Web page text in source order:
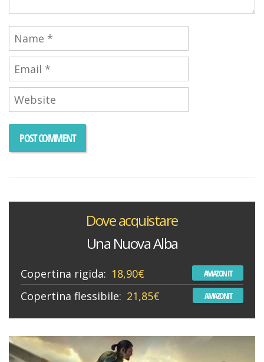
Dove acquistare
Una Nuova Alba
Copertina rigida: 18,90€ AMAZON IT
Copertina flessibile: 21,85€ AMAZONIT